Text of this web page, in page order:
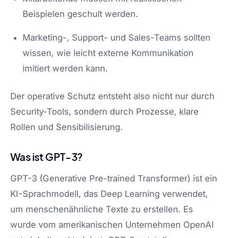
Beispielen geschult werden.
Marketing-, Support- und Sales-Teams sollten
wissen, wie leicht externe Kommunikation
imitiert werden kann.
Der operative Schutz entsteht also nicht nur durch
Security-Tools, sondern durch Prozesse, klare
Rollen und Sensibilisierung.
Was ist GPT-3?
GPT-3 (Generative Pre-trained Transformer) ist ein
KI-Sprachmodell, das Deep Learning verwendet,
um menschenähnliche Texte zu erstellen. Es
wurde vom amerikanischen Unternehmen OpenAI